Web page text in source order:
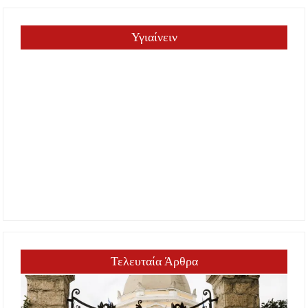
Υγιαίνειν
Τελευταία Άρθρα